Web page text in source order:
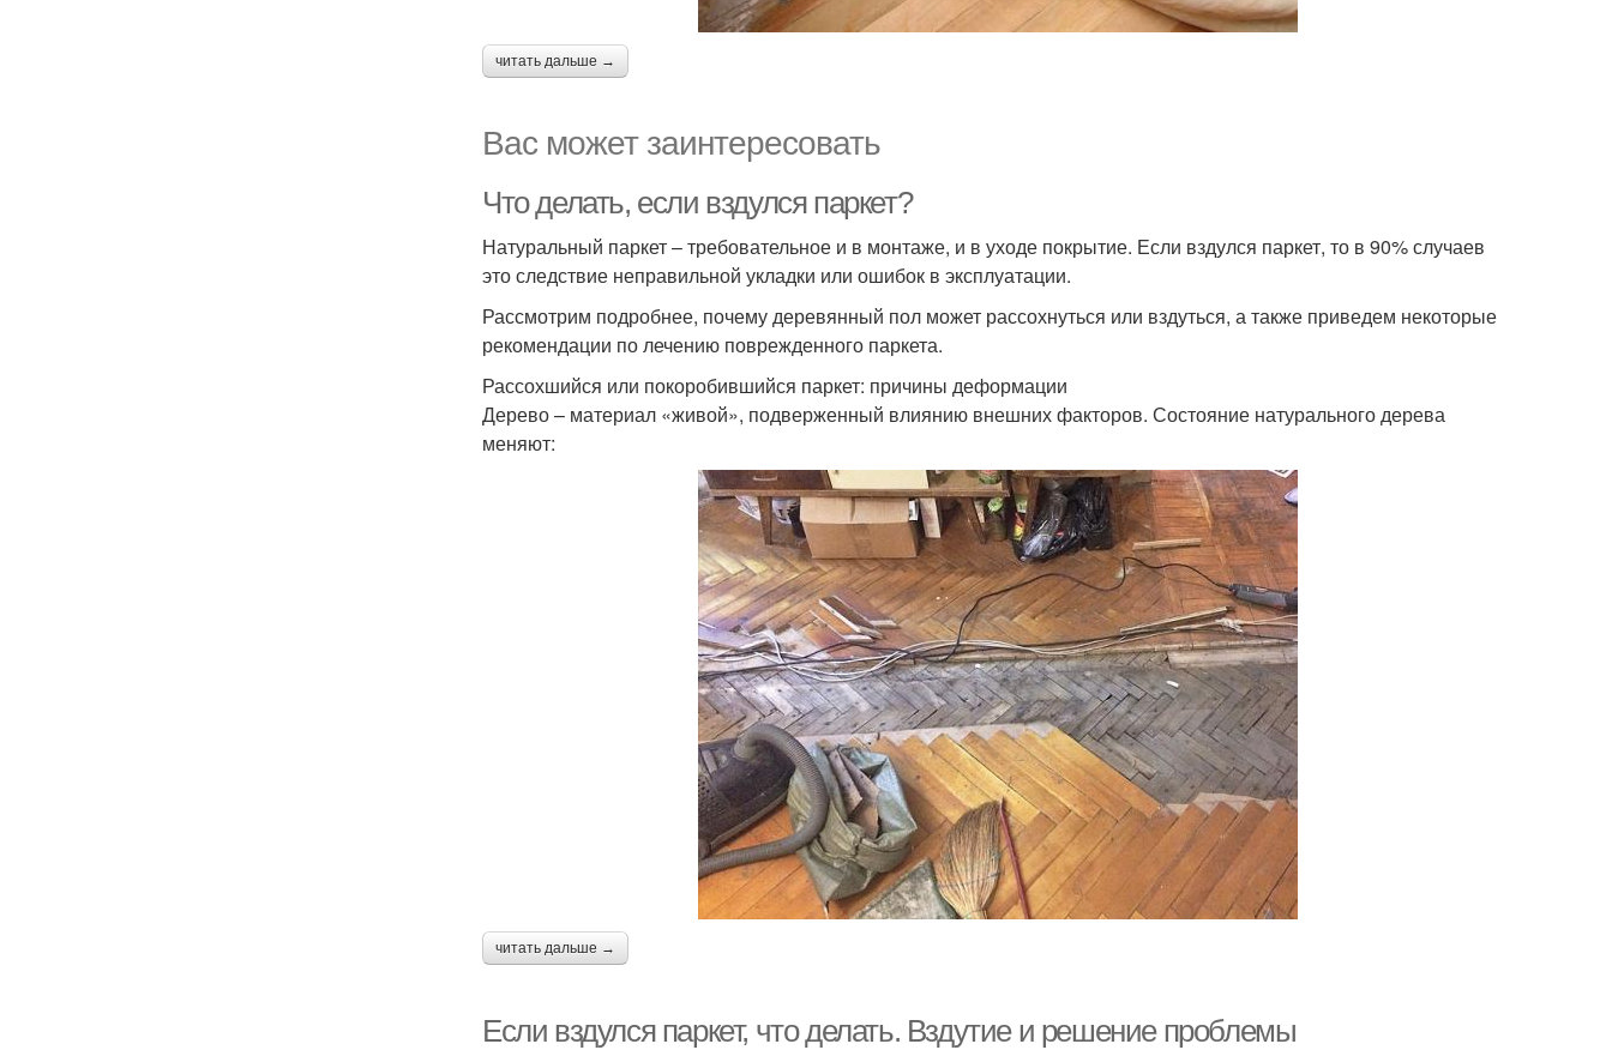
читать дальше →
Вас может заинтересовать
Что делать, если вздулся паркет?
Натуральный паркет – требовательное и в монтаже, и в уходе покрытие. Если вздулся паркет, то в 90% случаев
это следствие неправильной укладки или ошибок в эксплуатации.
Рассмотрим подробнее, почему деревянный пол может рассохнуться или вздуться, а также приведем некоторые
рекомендации по лечению поврежденного паркета.
Рассохшийся или покоробившийся паркет: причины деформации
Дерево – материал «живой», подверженный влиянию внешних факторов. Состояние натурального дерева
меняют:
читать дальше →
Если вздулся паркет, что делать. Вздутие и решение проблемы